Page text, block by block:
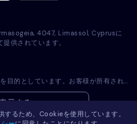
4047, Limassol, Cyprusに
供されています。
Eyezyソフトウェアは合法的な使用のみを目的としています。お客様が所有されていないデバイスにライセンスソフトウェアをインストールすることは、適用される法律およびお住まいの地域の法律に違反します。法律では一般的に、ライセンスソフトウェアをインストールしようとするデバイスの所有者に通知することが義務付けられています。この要件に違反した場合、違反者に厳しい金銭罰および刑事罰が課される可能性があります。ライセンスソフトウェアをインストールし使用する前に、お客様の管轄区域内におけるライセンスソフトウェアの使用の合法性に関して、お客様の法律顧問に相談してください。お客様は、ライセンスソフトウェアを当該デバイスにインストールすることに関して単独で責任を負うものとし、Eyezyが責任を負わないことを認識するものとします。
示する
るため、Cookieを使用しています。